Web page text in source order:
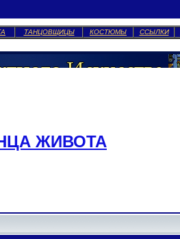
ТАНЦОВЩИЦЫ КОСТЮМЫ ССЫЛКИ
ЖИВОТА